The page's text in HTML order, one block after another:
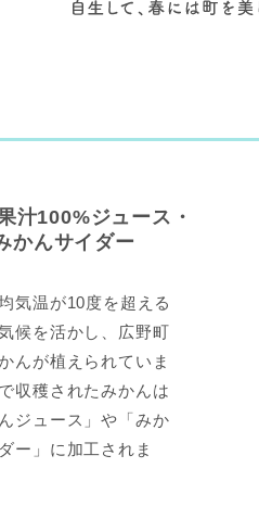
汁100%ジュース・
かんサイダー
気温が10度を超える
候を活かし、広野町
んが植えられていま
収穫されたみかんは
ジュース」や「みか
ー」に加工されま